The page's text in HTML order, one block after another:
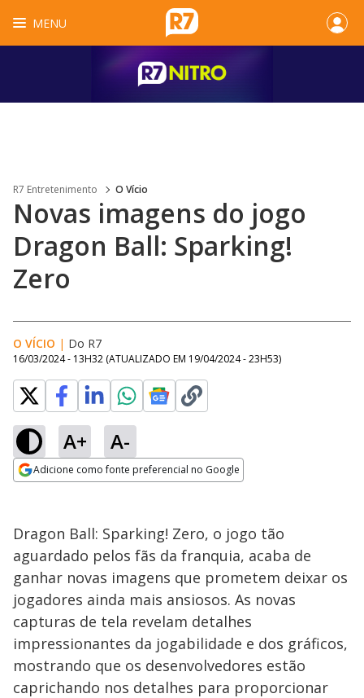
MENU
R7 Entretenimento O Vício
Novas imagens do jogo
Dragon Ball: Sparking!
Zero
O VÍCIO | Do R7
16/03/2024 - 13H32 (ATUALIZADO EM 19/04/2024 - 23H53)
A+ A-
Adicione como fonte preferencial no Google
Dragon Ball: Sparking! Zero, o jogo tão
aguardado pelos fãs da franquia, acaba de
ganhar novas imagens que prometem deixar os
jogadores ainda mais ansiosos. As novas
capturas de tela revelam detalhes
impressionantes da jogabilidade e dos gráficos,
mostrando que os desenvolvedores estão
caprichando nos detalhes para proporcionar